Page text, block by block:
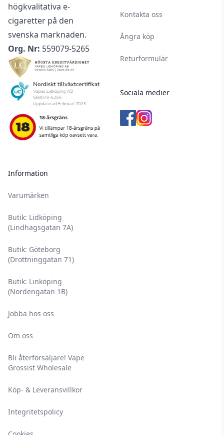
högkvalitativa e-
cigaretter på den
svenska marknaden.
Org. Nr: 559079-5265
Information
Varumärken
Butik: Lidköping
(Lindhagsgatan 7A)
Butik: Göteborg
(Drottninggatan 71)
Butik: Linköping
(Nordengatan 1B)
Jobba hos oss
Om oss
Bli återförsäljare! Vape
Grossist Wholesale
Köp- & Leveransvillkor
Integritetspolicy
Kontakta oss
Ångra köp
Returformulär
Sociala medier